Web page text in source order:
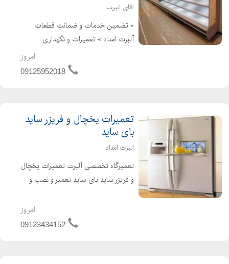
اقای البرت
« تضمین خدمات و ضمانت قطعات
آلبرت امداد » تعمیرات و نگهداری
سردخانه های ثابت و متحرک تعمیر شیر
سردکن ، تعمیرات تاپینگ بستنی ،
امروز
09125952018
تعمیرات یخچال و فریزر ساید
بای ساید
البرت امداد
تعمیرگاه تخصصی آلبرت تعمیرات یخچال
و فریزر ساید بای ساید تعمیر و نصب و
تخصصی آلبرت تعمیر و نصب انواع
امروز
09123434152